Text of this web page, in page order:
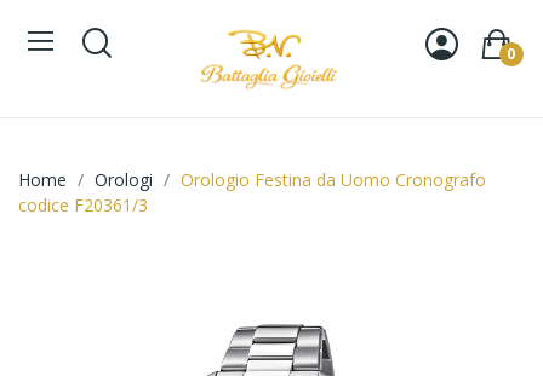
0
Home Orologi
Orologio Festina da Uomo Cronografo
codice F20361/3